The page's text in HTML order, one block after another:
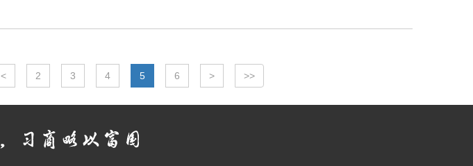
< 2 3 4 5 6 > >>